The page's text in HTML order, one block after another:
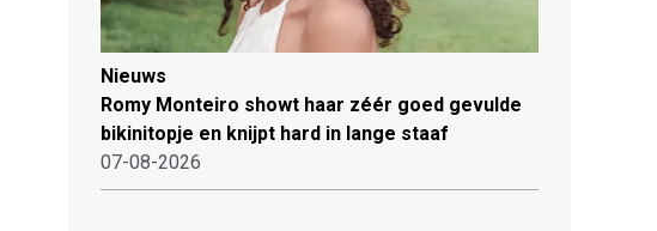
Nieuws
Romy Monteiro showt haar zéér goed gevulde
bikinitopje en knijpt hard in lange staaf
07-08-2026